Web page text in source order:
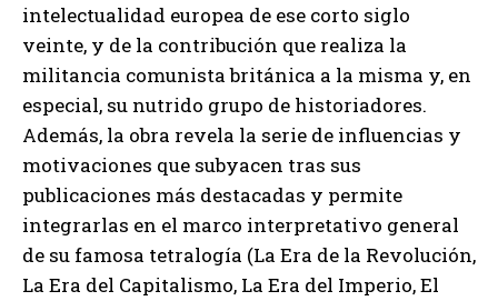
intelectualidad europea de ese corto siglo
veinte, y de la contribución que realiza la
militancia comunista británica a la misma y, en
especial, su nutrido grupo de historiadores.
Además, la obra revela la serie de influencias y
motivaciones que subyacen tras sus
publicaciones más destacadas y permite
integrarlas en el marco interpretativo general
de su famosa tetralogía (La Era de la Revolución,
La Era del Capitalismo, La Era del Imperio, El